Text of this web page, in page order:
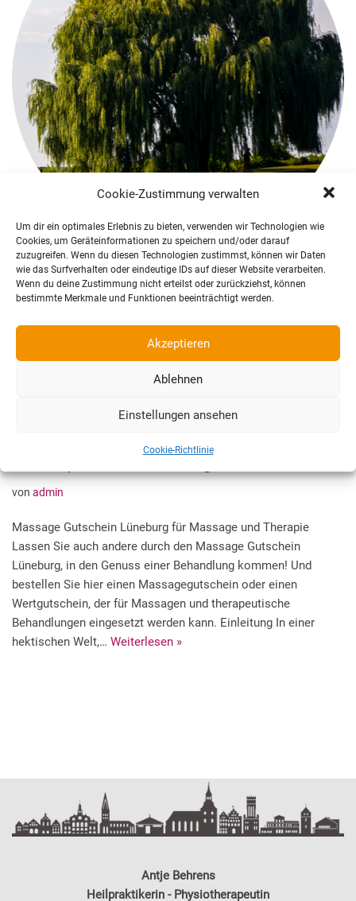
Cookie-Zustimmung verwalten
Um dir ein optimales Erlebnis zu bieten, verwenden wir Technologien wie
Cookies, um Geräteinformationen zu speichern und/oder darauf
zuzugreifen. Wenn du diesen Technologien zustimmst, können wir Daten
wie das Surfverhalten oder eindeutige IDs auf dieser Website verarbeiten.
Wenn du deine Zustimmung nicht erteilst oder zurückziehst, können
bestimmte Merkmale und Funktionen beeinträchtigt werden.
Akzeptieren
Ablehnen
Einstellungen ansehen
Cookie-Richtlinie
Einladung einer Weide
Beständigkeit und Flexibilität, Tanz und Standhaftigkeit – die
Weide.
Therapie in Lüneburg
von admin
Massage Gutschein Lüneburg für Massage und Therapie
Lassen Sie auch andere durch den Massage Gutschein
Lüneburg, in den Genuss einer Behandlung kommen! Und
bestellen Sie hier einen Massagegutschein oder einen
Wertgutschein, der für Massagen und therapeutische
Behandlungen eingesetzt werden kann. Einleitung In einer
hektischen Welt,… Weiterlesen »
Antje Behrens
Heilpraktikerin - Physiotherapeutin